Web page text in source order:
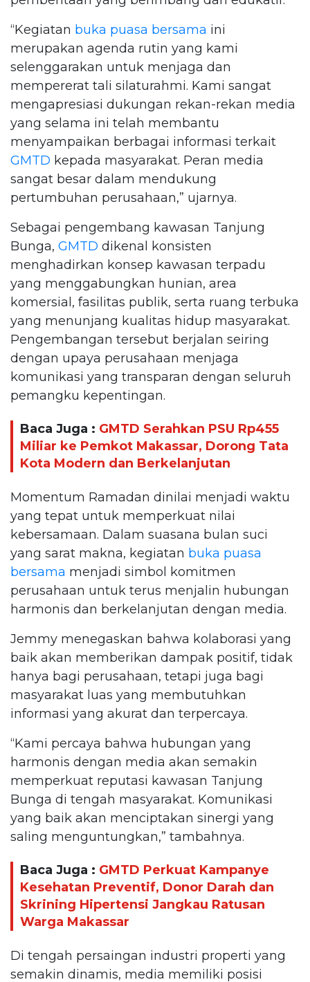
“Kegiatan buka puasa bersama ini
merupakan agenda rutin yang kami
selenggarakan untuk menjaga dan
mempererat tali silaturahmi. Kami sangat
mengapresiasi dukungan rekan-rekan media
yang selama ini telah membantu
menyampaikan berbagai informasi terkait
GMTD kepada masyarakat. Peran media
sangat besar dalam mendukung
pertumbuhan perusahaan,” ujarnya.
Sebagai pengembang kawasan Tanjung
Bunga, GMTD dikenal konsisten
menghadirkan konsep kawasan terpadu
yang menggabungkan hunian, area
komersial, fasilitas publik, serta ruang terbuka
yang menunjang kualitas hidup masyarakat.
Pengembangan tersebut berjalan seiring
dengan upaya perusahaan menjaga
komunikasi yang transparan dengan seluruh
pemangku kepentingan.
Baca Juga : GMTD Serahkan PSU Rp455
Miliar ke Pemkot Makassar, Dorong Tata
Kota Modern dan Berkelanjutan
Momentum Ramadan dinilai menjadi waktu
yang tepat untuk memperkuat nilai
kebersamaan. Dalam suasana bulan suci
yang sarat makna, kegiatan buka puasa
bersama menjadi simbol komitmen
perusahaan untuk terus menjalin hubungan
harmonis dan berkelanjutan dengan media.
Jemmy menegaskan bahwa kolaborasi yang
baik akan memberikan dampak positif, tidak
hanya bagi perusahaan, tetapi juga bagi
masyarakat luas yang membutuhkan
informasi yang akurat dan terpercaya.
“Kami percaya bahwa hubungan yang
harmonis dengan media akan semakin
memperkuat reputasi kawasan Tanjung
Bunga di tengah masyarakat. Komunikasi
yang baik akan menciptakan sinergi yang
saling menguntungkan,” tambahnya.
Baca Juga : GMTD Perkuat Kampanye
Kesehatan Preventif, Donor Darah dan
Skrining Hipertensi Jangkau Ratusan
Warga Makassar
Di tengah persaingan industri properti yang
semakin dinamis, media memiliki posisi